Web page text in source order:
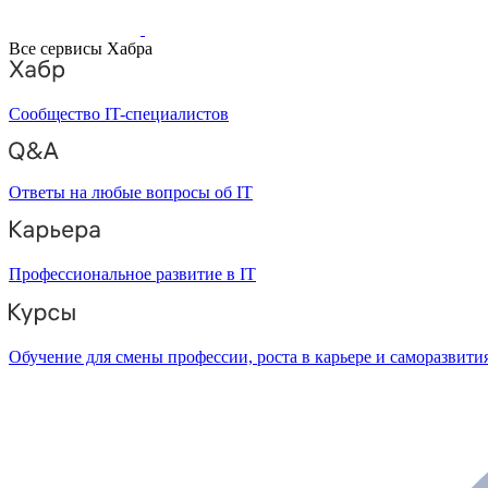
Все сервисы Хабра
Сообщество IT-специалистов
Ответы на любые вопросы об IT
Профессиональное развитие в IT
Обучение для смены профессии, роста в карьере и